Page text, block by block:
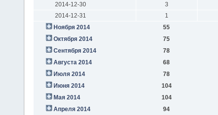
2014-12-30
3
2014-12-31
1
Ноября 2014
55
Октября 2014
75
Сентября 2014
78
Августа 2014
68
Июля 2014
78
Июня 2014
104
Мая 2014
104
Апреля 2014
94